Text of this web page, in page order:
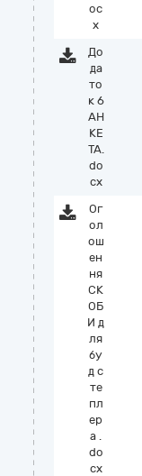
oc
x
До
да
то
к 6
АН
КЕ
ТА.
do
cx
Ог
ол
ош
ен
ня
СК
ОБ
И д
ля
бу
д с
те
пл
ер
а .
do
cx